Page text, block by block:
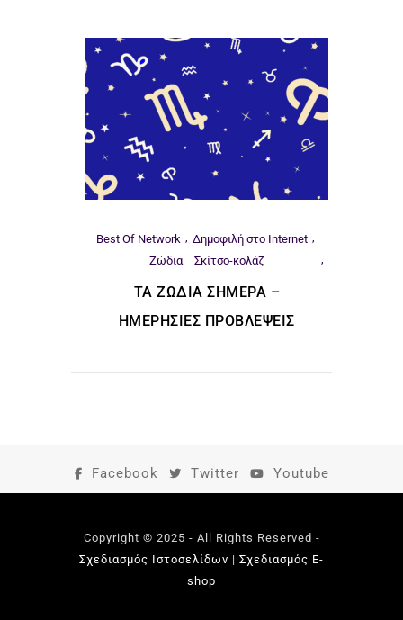
Best Of Network
Δημοφιλή στο Internet
Ζώδια
Σκίτσο-κολάζ
ΤΑ ΖΏΔΙΑ ΣΉΜΕΡΑ –
ΗΜΕΡΉΣΙΕΣ ΠΡΟΒΛΈΨΕΙΣ
Facebook Twitter Youtube
Copyright © 2025 - All Rights Reserved -
Σχεδιασμός Ιστοσελίδων | Σχεδιασμός E-
shop